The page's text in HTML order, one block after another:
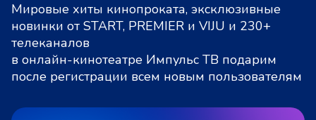
Мировые хиты кинопроката, эксклюзивные
новинки от START, PREMIER и VIJU и 230+
телеканалов
в онлайн-кинотеатре Импульс ТВ подарим
после регистрации всем новым пользователям